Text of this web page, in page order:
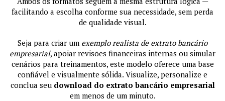
facilitando a escolha conforme sua necessidade, sem perda
de qualidade visual.
Seja para criar um exemplo realista de extrato bancário
empresarial, apoiar revisões financeiras internas ou simular
cenários para treinamentos, este modelo oferece uma base
confiável e visualmente sólida. Visualize, personalize e
conclua seu download do extrato bancário empresarial
em menos de um minuto.